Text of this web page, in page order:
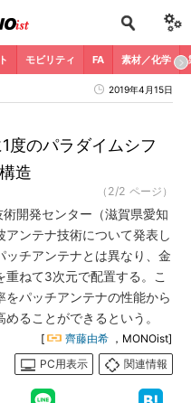
モビリティ FA 素材／化学
2019年4月15日
度のパラダイムシフ
造
（2/2 ページ）
開発センター（滋賀県愛知
ンテナ技術について発表し
ッチアンテナとは異なり、金
ねて3次元で配置する。こ
パッチアンテナの性能から
ることができるという。
[ 齊藤由希 ，MONOist]
PC用表示
関連情報